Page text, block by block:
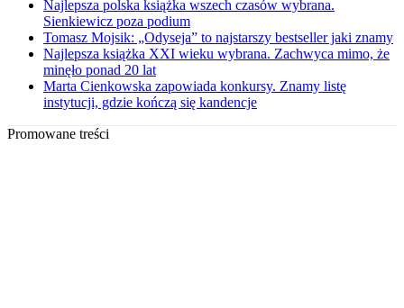
Najlepsza polska książka wszech czasów wybrana.
Sienkiewicz poza podium
Tomasz Mojsik: „Odyseja” to najstarszy bestseller jaki znamy
Najlepsza książka XXI wieku wybrana. Zachwyca mimo, że
minęło ponad 20 lat
Marta Cienkowska zapowiada konkursy. Znamy listę
instytucji, gdzie kończą się kandencje
Promowane treści